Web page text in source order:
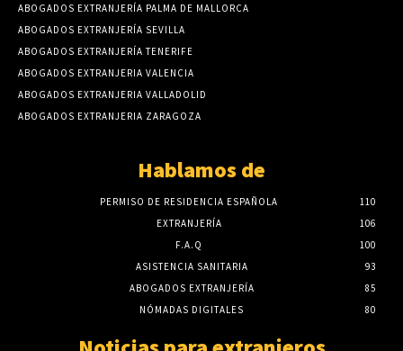
ABOGADOS EXTRANJERÍA PALMA DE MALLORCA
ABOGADOS EXTRANJERÍA SEVILLA
ABOGADOS EXTRANJERÍA TENERIFE
ABOGADOS EXTRANJERIA VALENCIA
ABOGADOS EXTRANJERIA VALLADOLID
ABOGADOS EXTRANJERIA ZARAGOZA
Hablamos de
PERMISO DE RESIDENCIA ESPAÑOLA
110
EXTRANJERÍA
106
F.A.Q
100
ASISTENCIA SANITARIA
93
ABOGADOS EXTRANJERÍA
85
NÓMADAS DIGITALES
80